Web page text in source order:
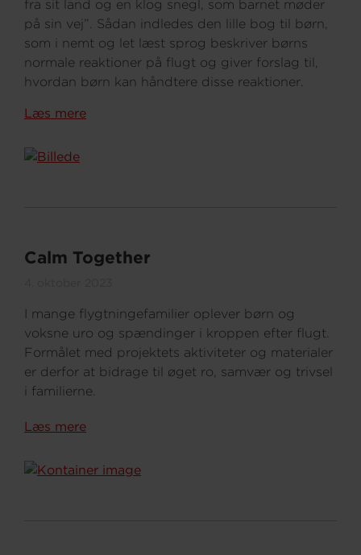
fra sit land og en klog snegl, som barnet møder
på sin vej”. Sådan indledes den lille bog til børn,
som i nemt og let læst sprog beskriver børns
normale reaktioner på flugt og giver forslag til,
hvordan børn kan håndtere disse reaktioner.
Læs mere
Calm Together
I mange flygtningefamilier oplever børn og
voksne uro og spændinger i kroppen efter flugt.
Formålet med projektets aktiviteter og materialer
er derfor at bidrage til øget ro, samvær og trivsel
i familierne.
Læs mere